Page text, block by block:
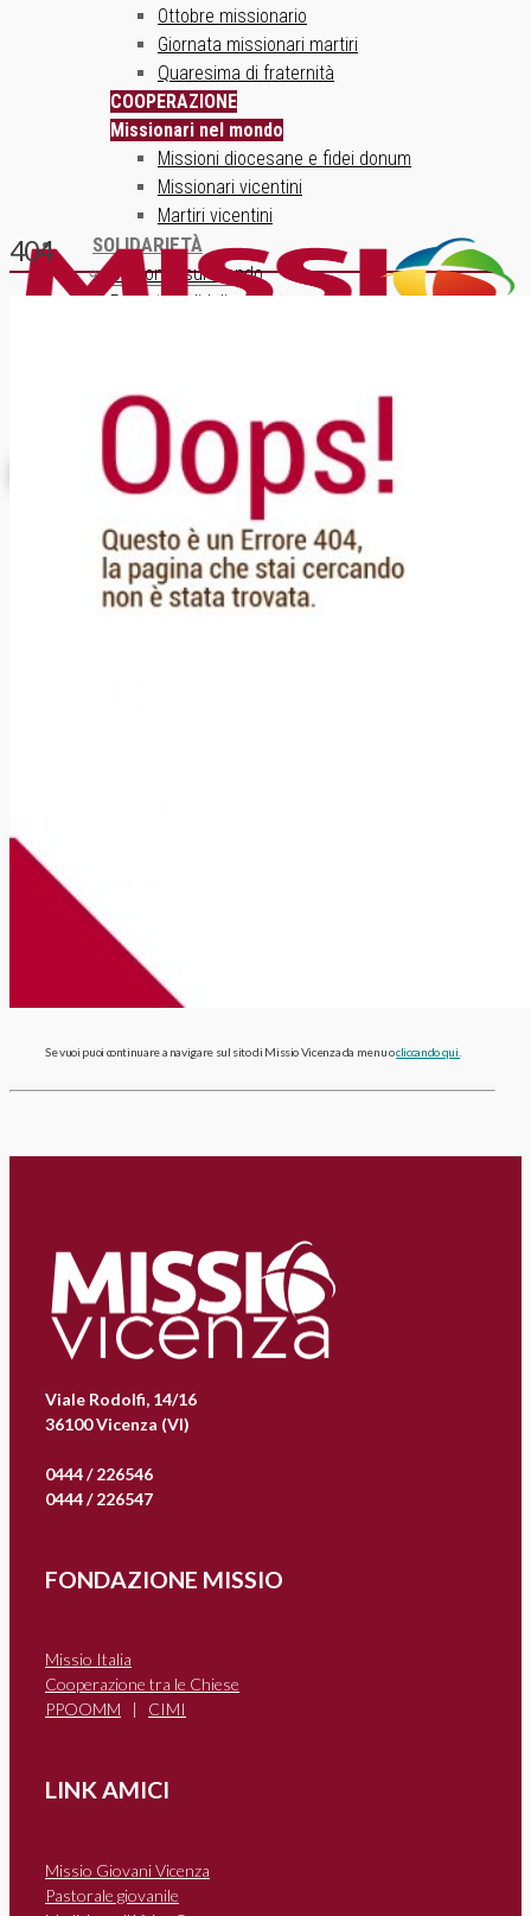
Ottobre missionario
Giornata missionari martiri
Quaresima di fraternità
COOPERAZIONE
Missionari nel mondo
Missioni diocesane e fidei donum
Missionari vicentini
Martiri vicentini
SOLIDARIETÀ
Un ponte sul mondo
Progetti solidali
Archivio News
Lunedì della Missione
Archivio Audio
Archivio Chiesa Viva
CONTATTI
ISCRIZIONE NEWSLETTER
404
Se vuoi puoi continuare a navigare sul sito di Missio Vicenza da menu ocliccando qui.
Viale Rodolfi, 14/16
36100 Vicenza (VI)
0444 / 226546
0444 / 226547
FONDAZIONE MISSIO
Missio Italia
Cooperazione tra le Chiese
PPOOMM | CIMI
LINK AMICI
Missio Giovani Vicenza
Pastorale giovanile